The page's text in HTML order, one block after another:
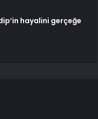
hayalini gerçeğe